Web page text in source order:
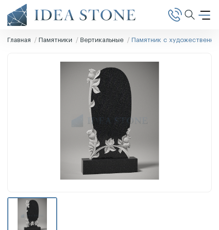
Главная Памятники Вертикальные Памятник с